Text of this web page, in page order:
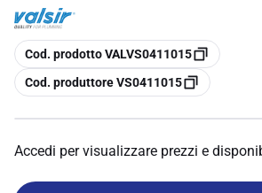
copia
Cod. prodotto VALVS0411015
copia
Cod. produttore VS0411015
Accedi per visualizzare prezzi e